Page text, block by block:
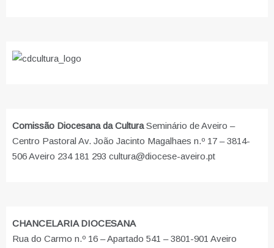
Comissão Diocesana da CulturaSeminário de Aveiro –
Centro Pastoral Av. João Jacinto Magalhaes n.º 17 – 3814-
506 Aveiro 234 181 293 cultura@diocese-aveiro.pt
CHANCELARIA DIOCESANA
Rua do Carmo n.º 16 – Apartado 541 – 3801-901 Aveiro